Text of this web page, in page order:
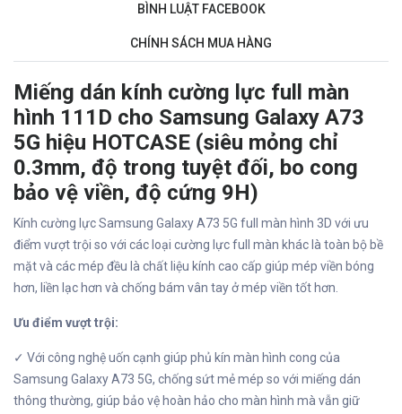
BÌNH LUẬT FACEBOOK
CHÍNH SÁCH MUA HÀNG
Miếng dán kính cường lực full màn
hình 111D cho Samsung Galaxy A73
5G hiệu HOTCASE (siêu mỏng chỉ
0.3mm, độ trong tuyệt đối, bo cong
bảo vệ viền, độ cứng 9H)
Kính cường lực Samsung Galaxy A73 5G full màn hình 3D với ưu
điểm vượt trội so với các loại cường lực full màn khác là toàn bộ bề
mặt và các mép đều là chất liệu kính cao cấp giúp mép viền bóng
hơn, liền lạc hơn và chống bám vân tay ở mép viền tốt hơn.
Ưu điểm vượt trội:
✓ Với công nghệ uốn cạnh giúp phủ kín màn hình cong của
Samsung Galaxy A73 5G, chống sứt mẻ mép so với miếng dán
thông thường, giúp bảo vệ hoàn hảo cho màn hình mà vẫn giữ